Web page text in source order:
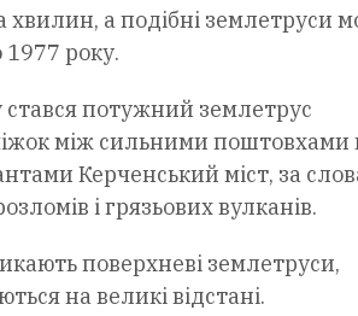
хвилин, а подібні землетруси
1977 року.
потужний землетрус
між сильними поштовхами
Керченський міст, за
і грязьових вулканів.
поверхневі землетруси,
на великі відстані.